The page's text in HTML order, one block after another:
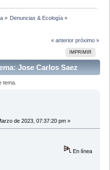
» Denuncias & Ecología»
« anterior próximo »
IMPRIMIR
Jose Carlos Saez
tema.
de 2023, 07:37:20 pm »
En línea